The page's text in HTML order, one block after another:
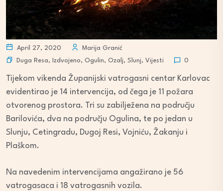
April 27, 2020
Marija Granić
Duga Resa, Izdvojeno, Ogulin, Ozalj, Slunj, Vijesti 0
Tijekom vikenda Županijski vatrogasni centar Karlovac
evidentirao je 14 intervencija, od čega je 11 požara
otvorenog prostora. Tri su zabilježena na području
Barilovića, dva na području Ogulina, te po jedan u
Slunju, Cetingradu, Dugoj Resi, Vojniću, Žakanju i
Plaškom.
Na navedenim intervencijama angažirano je 56
vatrogasaca i 18 vatrogasnih vozila.